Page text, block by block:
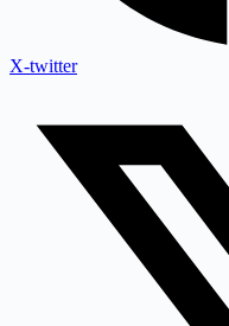
X-twitter